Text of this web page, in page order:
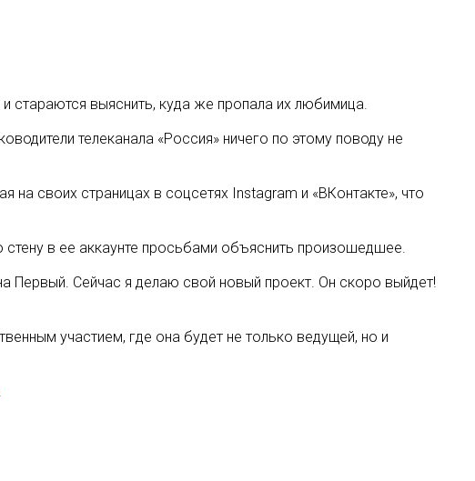
стараются выяснить, куда же пропала их любимица.
телеканала «Россия» ничего по этому поводу не
своих страницах в соцсетях Instagram и «ВКонтакте», что
в ее аккаунте просьбами объяснить произошедшее.
Первый. Сейчас я делаю свой новый проект. Он скоро выйдет!
участием, где она будет не только ведущей, но и
.